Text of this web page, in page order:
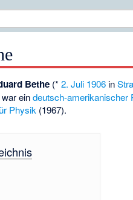
Bethe (*2. Juli 1906 in
war eindeutsch-amerikanischer
Physik (1967).